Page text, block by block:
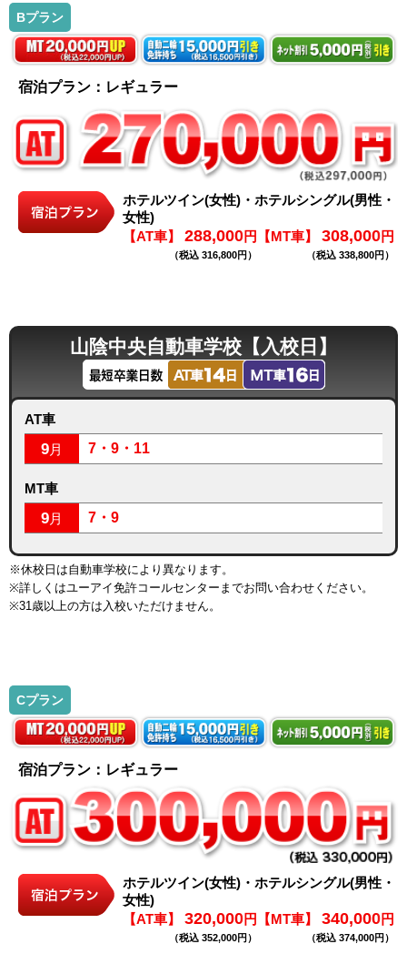
Bプラン
宿泊プラン：レギュラー
ホテルツイン(女性)・ホテルシングル(男性・
女性)
【AT車】 288,000円
（税込 316,800円）
【MT車】 308,000円
（税込 338,800円）
山陰中央自動車学校【入校日】
AT車
9月 7・9・11
MT車
9月 7・9
※休校日は自動車学校により異なります。
※詳しくはユーアイ免許コールセンターまでお問い合わせください。
※31歳以上の方は入校いただけません。
Cプラン
宿泊プラン：レギュラー
ホテルツイン(女性)・ホテルシングル(男性・
女性)
【AT車】 320,000円
（税込 352,000円）
【MT車】 340,000円
（税込 374,000円）